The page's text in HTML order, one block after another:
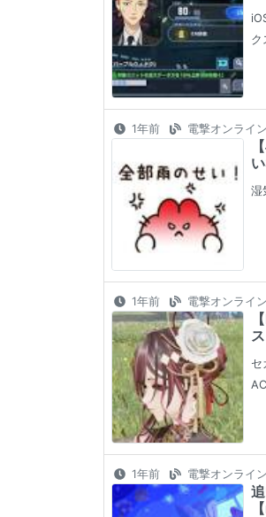
ク
1年前 電撃オンライン
湿
1年前 電撃オンライン
セ
1年前 電撃オンライン